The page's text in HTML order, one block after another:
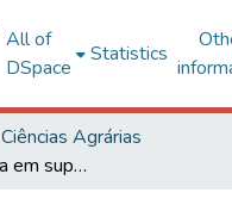
All of
DSpace
Statistics
Ciências Agrárias
Fontes de proteína em suplementos múltiplos para novilhas de corte em pastejo durante os períodos das águas e transição águas-seca